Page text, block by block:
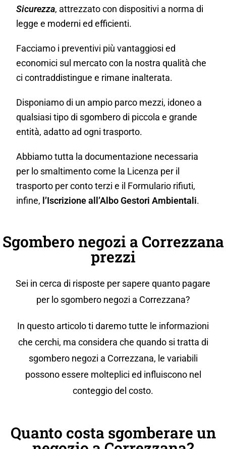
Sicurezza, attrezzato con dispositivi a norma di
legge e moderni ed efficienti.
Facciamo i preventivi più vantaggiosi ed
economici sul mercato con la nostra qualità che
ci contraddistingue e rimane inalterata.
Disponiamo di un ampio parco mezzi, idoneo a
qualsiasi tipo di sgombero di piccola e grande
entità, adatto ad ogni trasporto.
Abbiamo tutta la documentazione necessaria
per lo smaltimento come la Licenza per il
trasporto per conto terzi e il Formulario rifiuti,
infine, l’Iscrizione all’Albo Gestori Ambientali.
Sgombero negozi a Correzzana
prezzi
Sei in cerca di risposte per sapere quanto pagare
per lo sgombero negozi a Correzzana?
In questo articolo ti daremo tutte le informazioni
che cerchi, ma considera che quando si tratta di
sgombero negozi a Correzzana, le variabili
possono essere molteplici ed influiscono nel
conteggio del costo.
Quanto costa sgomberare un